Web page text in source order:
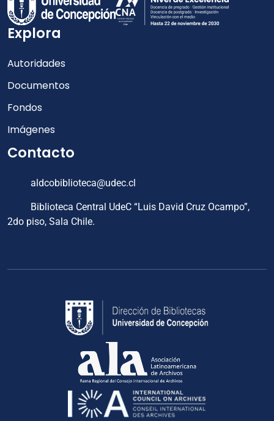
Explora
Autoridades
Documentos
Fondos
Imágenes
Contacto
aldcobiblioteca@udec.cl
Biblioteca Central UdeC “Luis David Cruz Ocampo”,
2do piso, Sala Chile.